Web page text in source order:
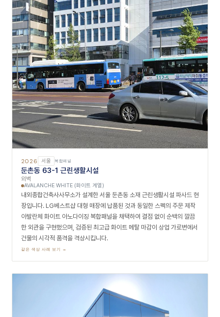
2026 서울 복합패널
둔촌동 63-1 근린생활시설
외벽
AVALANCHE WHITE (화이트 계열)
내외종합건축사사무소가 설계한 서울 둔촌동 소재 근린생활시설 파사드 현
장입니다. LG베스트샵 대형 매장에 납품된 것과 동일한 스펙의 주문 제작
아발란체 화이트 아노다이징 복합패널을 채택하여 결점 없이 순백의 깔끔
한 외관을 구현했으며, 검증된 최고급 화이트 메탈 마감이 상업 가로변에서
건물의 시각적 품격을 격상시킵니다.
같은 색상 사례 보기 →